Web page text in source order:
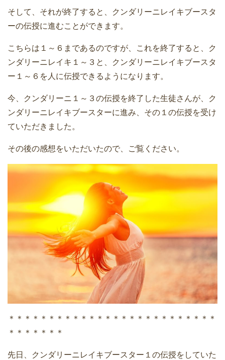
そして、それが終了すると、クンダリーニレイキブースタ
ーの伝授に進むことができます。
こちらは１～６まであるのですが、これを終了すると、ク
ンダリーニレイキ１～３と、クンダリーニレイキブースタ
ー１～６を人に伝授できるようになります。
今、クンダリーニ１～３の伝授を終了した生徒さんが、ク
ンダリーニレイキブースターに進み、その１の伝授を受け
ていただきました。
その後の感想をいただいたので、ご覧ください。
＊＊＊＊＊＊＊＊＊＊＊＊＊＊＊＊＊＊＊＊＊＊＊＊＊＊
＊＊＊＊＊＊＊
先日、クンダリーニレイキブースター１の伝授をしていた